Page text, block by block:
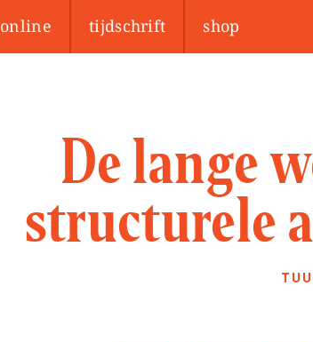
online tijdschrift shop
De lange
structurele